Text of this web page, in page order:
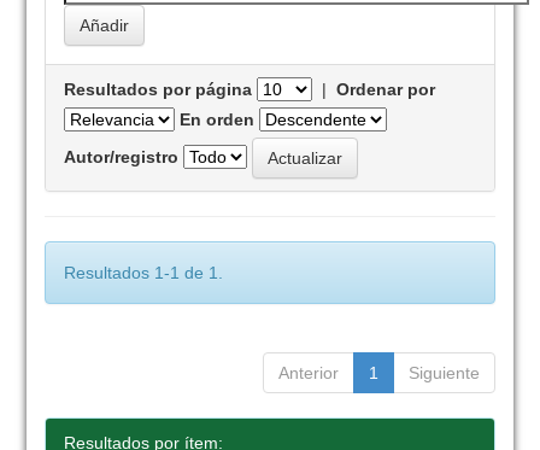
Resultados por página |Ordenar por
En orden
Autor/registro
Resultados 1-1 de 1.
Anterior 1 Siguiente
Resultados por ítem: